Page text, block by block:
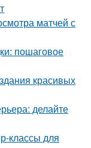
матчей с
пошаговое
красивых
делайте
классы для